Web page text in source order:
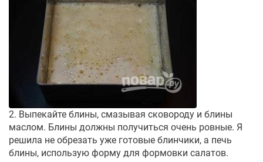
2. Выпекайте блины, смазывая сковороду и блины
маслом. Блины должны получиться очень ровные. Я
решила не обрезать уже готовые блинчики, а печь
блины, использую форму для формовки салатов.